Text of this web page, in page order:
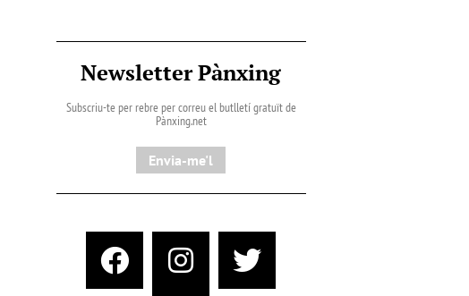
Newsletter Pànxing
Subscriu-te per rebre per correu el butlletí gratuït de
Pànxing.net​
Envia-me'l